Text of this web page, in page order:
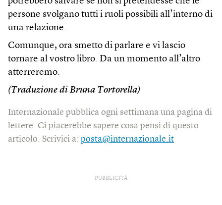
persone svolgano tutti i ruoli possibili all’interno di
una relazione.
Comunque, ora smetto di parlare e vi lascio
tornare al vostro libro. Da un momento all’altro
atterreremo.
(Traduzione di Bruna Tortorella)
Internazionale pubblica ogni settimana una pagina di
lettere. Ci piacerebbe sapere cosa pensi di questo
articolo. Scrivici a: posta@internazionale.it
PUBBLICITÀ